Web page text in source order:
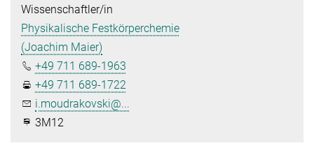
Wissenschaftler/in
Physikalische Festkörperchemie
(Joachim Maier)
+49 711 689-1963
+49 711 689-1722
i.moudrakovski@...
3M12